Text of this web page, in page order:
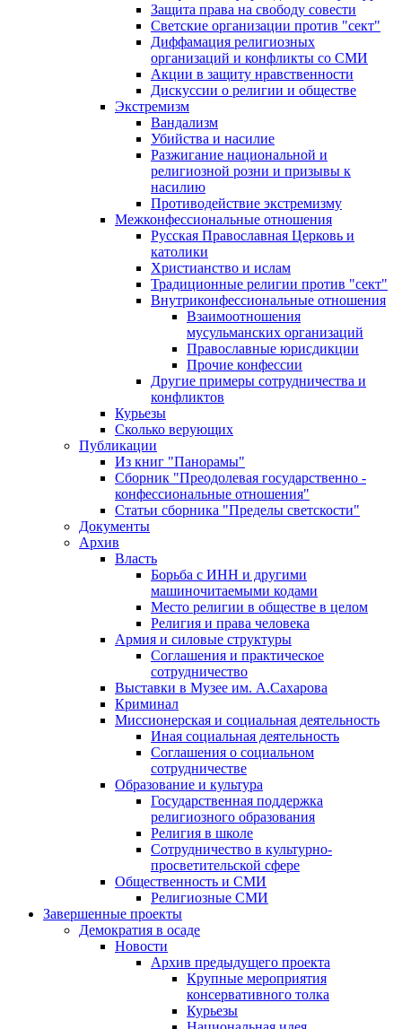
Защита права на свободу совести
Светские организации против "сект"
Диффамация религиозных
организаций и конфликты со СМИ
Акции в защиту нравственности
Дискуссии о религии и обществе
Экстремизм
Вандализм
Убийства и насилие
Разжигание национальной и
религиозной розни и призывы к
насилию
Противодействие экстремизму
Межконфессиональные отношения
Русская Православная Церковь и
католики
Христианство и ислам
Традиционные религии против "сект"
Внутриконфессиональные отношения
Взаимоотношения
мусульманских организаций
Православные юрисдикции
Прочие конфессии
Другие примеры сотрудничества и
конфликтов
Курьезы
Сколько верующих
Публикации
Из книг "Панорамы"
Сборник "Преодолевая государственно -
конфессиональные отношения"
Статьи сборника "Пределы светскости"
Документы
Архив
Власть
Борьба с ИНН и другими
машиночитаемыми кодами
Место религии в обществе в целом
Религия и права человека
Армия и силовые структуры
Соглашения и практическое
сотрудничество
Выставки в Музее им. А.Сахарова
Криминал
Миссионерская и социальная деятельность
Иная социальная деятельность
Соглашения о социальном
сотрудничестве
Образование и культура
Государственная поддержка
религиозного образования
Религия в школе
Сотрудничество в культурно-
просветительской сфере
Общественность и СМИ
Религиозные СМИ
Завершенные проекты
Демократия в осаде
Новости
Архив предыдущего проекта
Крупные мероприятия
консервативного толка
Курьезы